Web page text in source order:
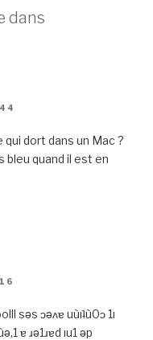
dans
qui dort dans un Mac ?
bleu quand il est en
sǝs ɔǝʌɐ uùıʇù0ɔ 1ı
ɐ ɹǝ1ɹɐd ıu1 ǝp